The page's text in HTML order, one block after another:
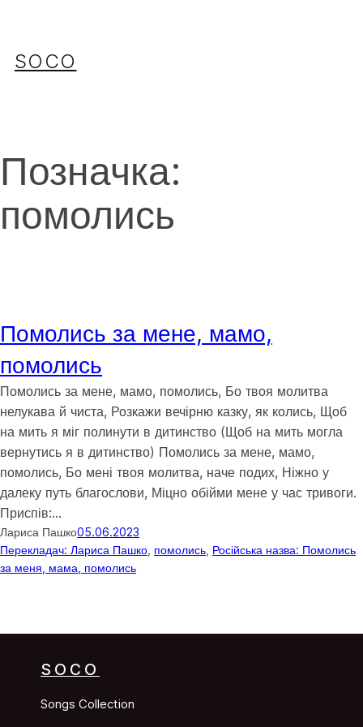
SOCO
Позначка:
помолись
Помолись за мене, мамо,
помолись
Помолись за мене, мамо, помолись, Бо твоя молитва
нелукава й чиста, Розкажи вечірню казку, як колись, Щоб
на мить я міг полинути в дитинство (Щоб на мить могла
вернутись я в дитинство) Помолись за мене, мамо,
помолись, Бо мені твоя молитва, наче подих, Ніжно у
далеку путь благослови, Міцно обійми мене у час тривоги.
Приспів:…
Лариса Пашко05.06.2023
Перекладач: Лариса Пашко помолись Російська назва: Помолись
за меня, мама, помолись
SOCO
Songs Collection